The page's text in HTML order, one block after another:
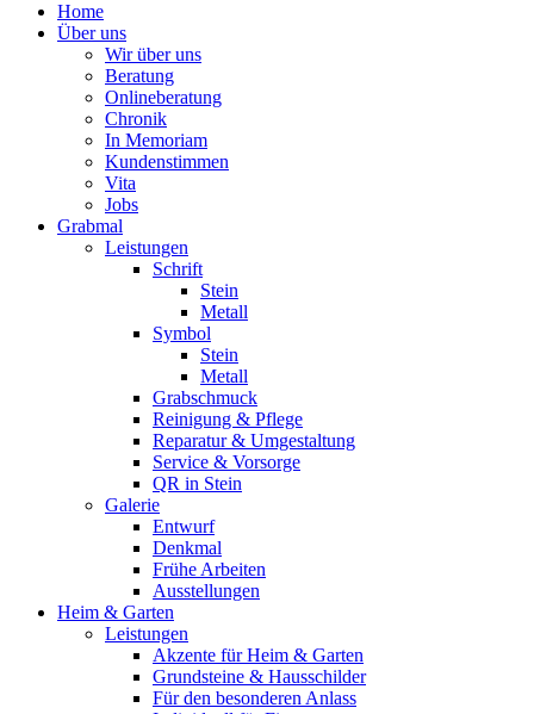
Home
Über uns
Wir über uns
Beratung
Onlineberatung
Chronik
In Memoriam
Kundenstimmen
Vita
Jobs
Grabmal
Leistungen
Schrift
Stein
Metall
Symbol
Stein
Metall
Grabschmuck
Reinigung & Pflege
Reparatur & Umgestaltung
Service & Vorsorge
QR in Stein
Galerie
Entwurf
Denkmal
Frühe Arbeiten
Ausstellungen
Heim & Garten
Leistungen
Akzente für Heim & Garten
Grundsteine & Hausschilder
Für den besonderen Anlass